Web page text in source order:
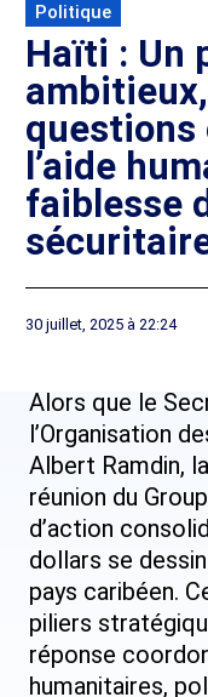
Politique
Haïti : Un
questions
l’aide
faiblesse
30 juillet, 2025 à 22:24
Alors que le
l’Organisation
Albert Ramdin,
réunion du
d’action
dollars se
pays caribéen.
piliers
réponse
humanitaires,